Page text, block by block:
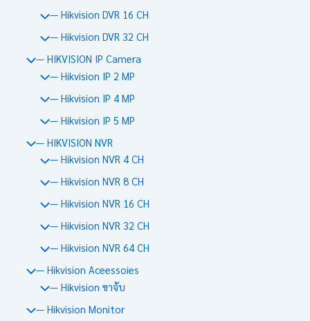
— Hikvision DVR 16 CH
— Hikvision DVR 32 CH
— HIKVISION IP Camera
— Hikvision IP 2 MP
— Hikvision IP 4 MP
— Hikvision IP 5 MP
— HIKVISION NVR
— Hikvision NVR 4 CH
— Hikvision NVR 8 CH
— Hikvision NVR 16 CH
— Hikvision NVR 32 CH
— Hikvision NVR 64 CH
— Hikvision Aceessoies
— Hikvision ขาจับ
— Hikvision Monitor